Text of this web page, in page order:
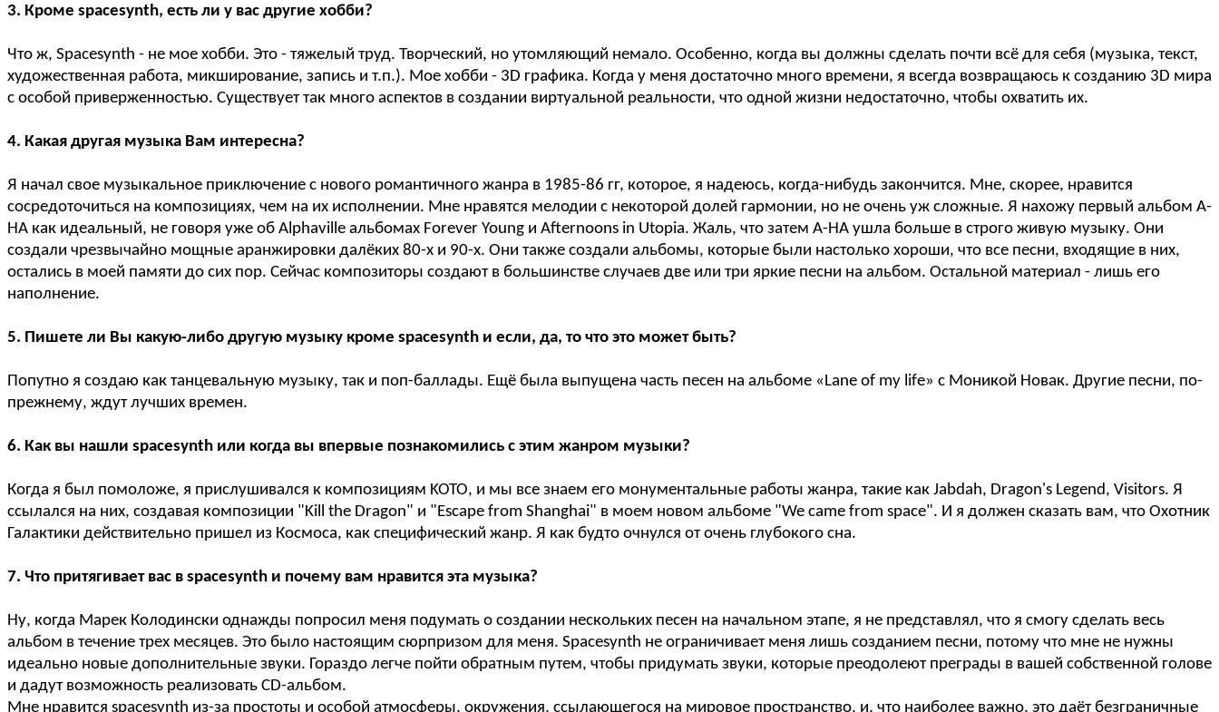
3. Кроме spacesynth, есть ли у вас другие хобби?
Что ж, Spacesynth - не мое хобби. Это - тяжелый труд. Творческий, но утомляющий немало. Особенно, когда вы должны сделать почти всё для себя (музыка, текст,
художественная работа, микширование, запись и т.п.). Мое хобби - 3D графика. Когда у меня достаточно много времени, я всегда возвращаюсь к созданию 3D мира
с особой приверженностью. Существует так много аспектов в создании виртуальной реальности, что одной жизни недостаточно, чтобы охватить их.
4. Какая другая музыка Вам интересна?
Я начал свое музыкальное приключение с нового романтичного жанра в 1985-86 гг, которое, я надеюсь, когда-нибудь закончится. Мне, скорее, нравится
сосредоточиться на композициях, чем на их исполнении. Мне нравятся мелодии с некоторой долей гармонии, но не очень уж сложные. Я нахожу первый альбом A-
HA как идеальный, не говоря уже об Alphaville альбомах Forever Young и Afternoons in Utopia. Жаль, что затем A-HA ушла больше в строго живую музыку. Они
создали чрезвычайно мощные аранжировки далёких 80-х и 90-х. Они также создали альбомы, которые были настолько хороши, что все песни, входящие в них,
остались в моей памяти до сих пор. Сейчас композиторы создают в большинстве случаев две или три яркие песни на альбом. Остальной материал - лишь его
наполнение.
5. Пишете ли Вы какую-либо другую музыку кроме spacesynth и если, да, то что это может быть?
Попутно я создаю как танцевальную музыку, так и поп-баллады. Ещё была выпущена часть песен на альбоме «Lane of my life» с Моникой Новак. Другие песни, по-
прежнему, ждут лучших времен.
6. Как вы нашли spacesynth или когда вы впервые познакомились с этим жанром музыки?
Когда я был помоложе, я прислушивался к композициям KOTO, и мы все знаем его монументальные работы жанра, такие как Jabdah, Dragon's Legend, Visitors. Я
ссылался на них, создавая композиции "Kill the Dragon" и "Escape from Shanghai" в моем новом альбоме "We came from space". И я должен сказать вам, что Охотник
Галактики действительно пришел из Космоса, как специфический жанр. Я как будто очнулся от очень глубокого сна.
7. Что притягивает вас в spacesynth и почему вам нравится эта музыка?
Ну, когда Марек Колодински однажды попросил меня подумать о создании нескольких песен на начальном этапе, я не представлял, что я смогу сделать весь
альбом в течение трех месяцев. Это было настоящим сюрпризом для меня. Spacesynth не ограничивает меня лишь созданием песни, потому что мне не нужны
идеально новые дополнительные звуки. Гораздо легче пойти обратным путем, чтобы придумать звуки, которые преодолеют преграды в вашей собственной голове
и дадут возможность реализовать CD-альбом.
Мне нравится spacesynth из-за простоты и особой атмосферы, окружения, ссылающегося на мировое пространство, и, что наиболее важно, это даёт безграничные